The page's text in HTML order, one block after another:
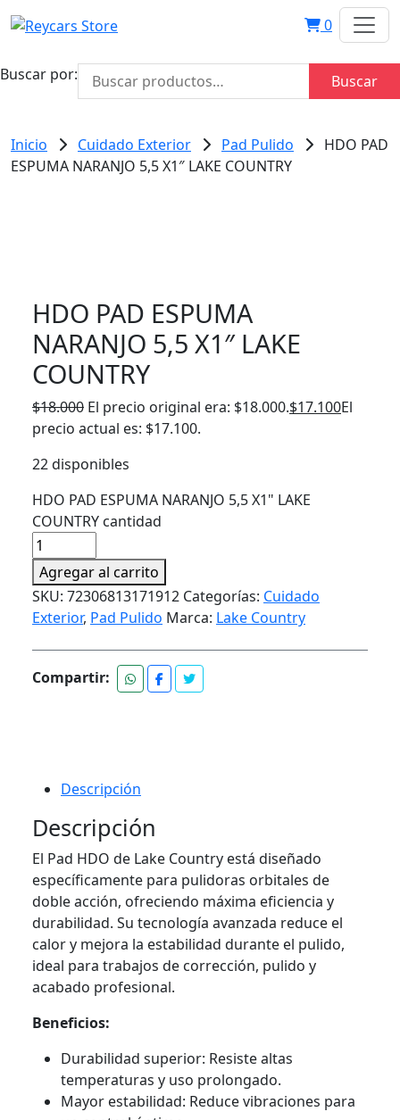
0
Buscar por: Buscar
Inicio Cuidado Exterior Pad Pulido
HDO PAD
ESPUMA NARANJO 5,5 X1″ LAKE COUNTRY
HDO PAD ESPUMA
NARANJO 5,5 X1″ LAKE
COUNTRY
$18.000 El precio original era: $18.000.$17.100El
precio actual es: $17.100.
22 disponibles
HDO PAD ESPUMA NARANJO 5,5 X1" LAKE
COUNTRY cantidad
Agregar al carrito
SKU: 72306813171912 Categorías: Cuidado
Exterior, Pad Pulido Marca: Lake Country
Compartir:
Descripción
Descripción
El Pad HDO de Lake Country está diseñado
específicamente para pulidoras orbitales de
doble acción, ofreciendo máxima eficiencia y
durabilidad. Su tecnología avanzada reduce el
calor y mejora la estabilidad durante el pulido,
ideal para trabajos de corrección, pulido y
acabado profesional.
Beneficios:
Durabilidad superior: Resiste altas
temperaturas y uso prolongado.
Mayor estabilidad: Reduce vibraciones para